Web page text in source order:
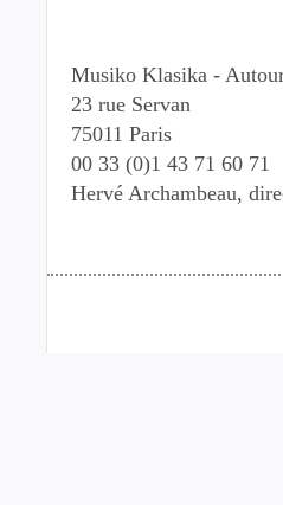
Musiko Klasika -
23 rue Servan
75011 Paris
00 33 (0)1 43 71 60 71
Hervé Archambeau,